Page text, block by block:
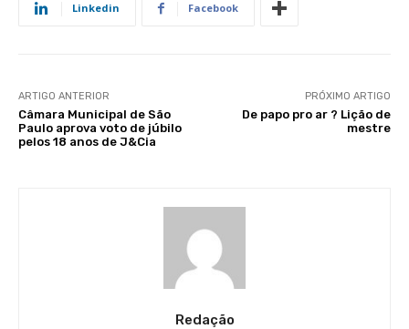
Linkedin Facebook
ARTIGO ANTERIOR
Câmara Municipal de São
Paulo aprova voto de júbilo
pelos 18 anos de J&Cia
PRÓXIMO ARTIGO
De papo pro ar ? Lição de
mestre
Redação